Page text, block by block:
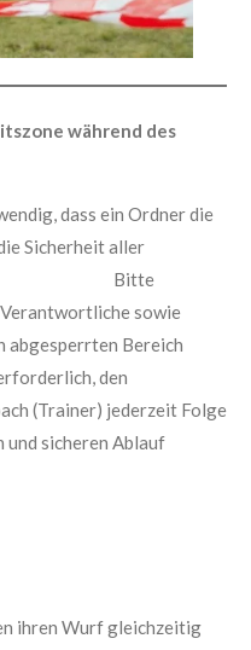
während des
dass ein Ordner die
Sicherheit aller
Bitte
sowie
abgesperrten Bereich
den
(Trainer) jederzeit Folge
und sicheren Ablauf
ihren Wurf gleichzeitig